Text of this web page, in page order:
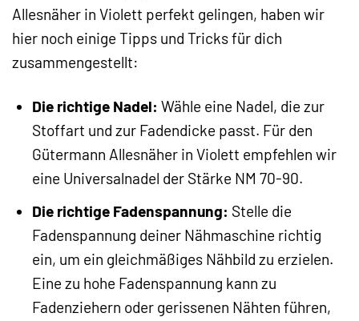
Allesnäher in Violett perfekt gelingen, haben wir
hier noch einige Tipps und Tricks für dich
zusammengestellt:
Die richtige Nadel: Wähle eine Nadel, die zur
Stoffart und zur Fadendicke passt. Für den
Gütermann Allesnäher in Violett empfehlen wir
eine Universalnadel der Stärke NM 70-90.
Die richtige Fadenspannung: Stelle die
Fadenspannung deiner Nähmaschine richtig
ein, um ein gleichmäßiges Nähbild zu erzielen.
Eine zu hohe Fadenspannung kann zu
Fadenziehern oder gerissenen Nähten führen,